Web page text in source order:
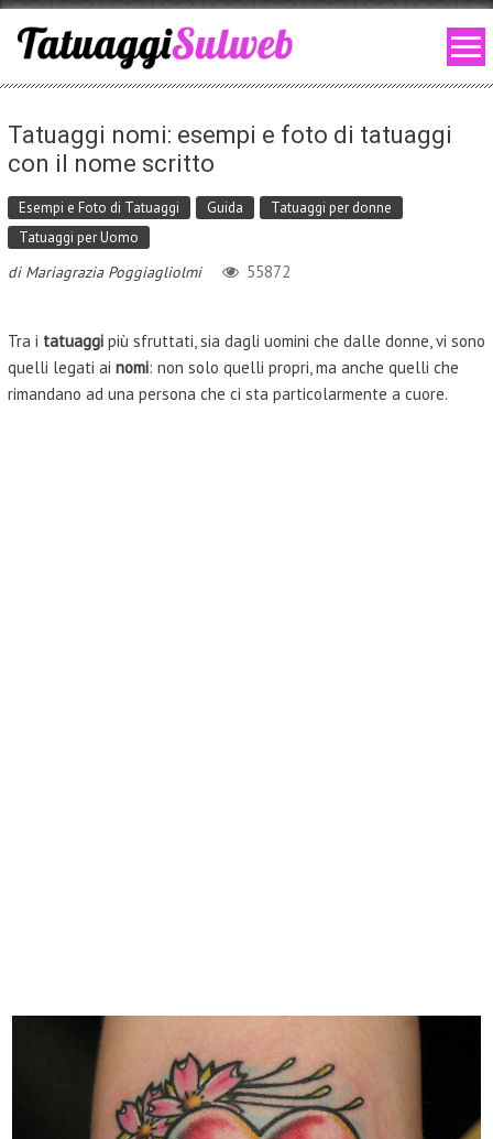
Tatuaggi nomi: esempi e foto di tatuaggi
con il nome scritto
Esempi e Foto di Tatuaggi Guida
Tatuaggi per donne
Tatuaggi per Uomo
di Mariagrazia Poggiagliolmi 55872
Tra i tatuaggipiù sfruttati, sia dagli uomini che dalle donne, vi sono
quelli legati ai nomi: non solo quelli propri, ma anche quelli che
rimandano ad una persona che ci sta particolarmente a cuore.